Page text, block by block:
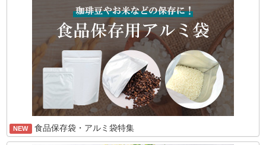
NEW 食品保存袋・アルミ袋特集